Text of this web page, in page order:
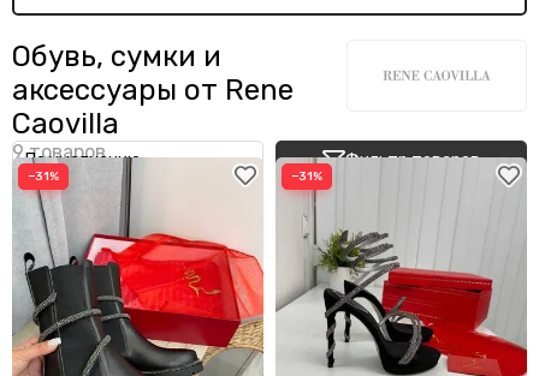
A
Acne Studios
ALAÏA
Alemais
Alessandra Rich
Alex Perry
Alexander McQueen
Alexander Wang
Alexandere Vauthier
Ambush
AMI Paris
Amina Muaddi
AMIRI
Angelo Galasso
APM Monaco
Appolo
Обувь, сумки и
аксессуары от Rene
Caovilla
Фильтр товаров
−31% −31%